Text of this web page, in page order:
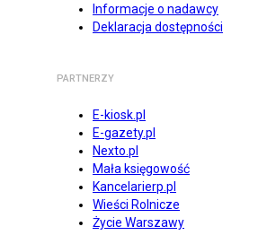
Informacje o nadawcy
Deklaracja dostępności
PARTNERZY
E-kiosk.pl
E-gazety.pl
Nexto.pl
Mała księgowość
Kancelarierp.pl
Wieści Rolnicze
Życie Warszawy